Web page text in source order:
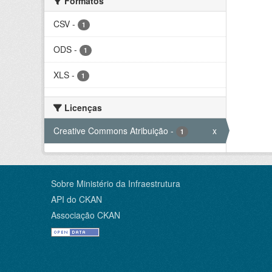
CSV - 1
ODS - 1
XLS - 1
Licenças
Creative Commons Atribuição - 1 x
Sobre Ministério da Infraestrutura
API do CKAN
Associação CKAN